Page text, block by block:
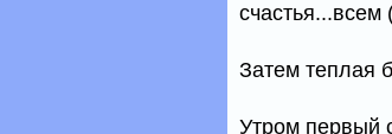
счастья...всем
Затем теплая
Утром первый